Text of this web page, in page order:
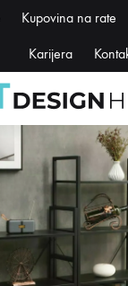
Kupovina na rate
Karijera